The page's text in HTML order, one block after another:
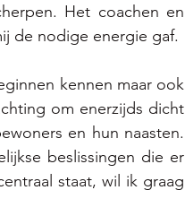
Het coachen en
de nodige energie gaf.
kennen maar ook
om enerzijds dicht
en hun naasten.
beslissingen die er
staat, wil ik graag